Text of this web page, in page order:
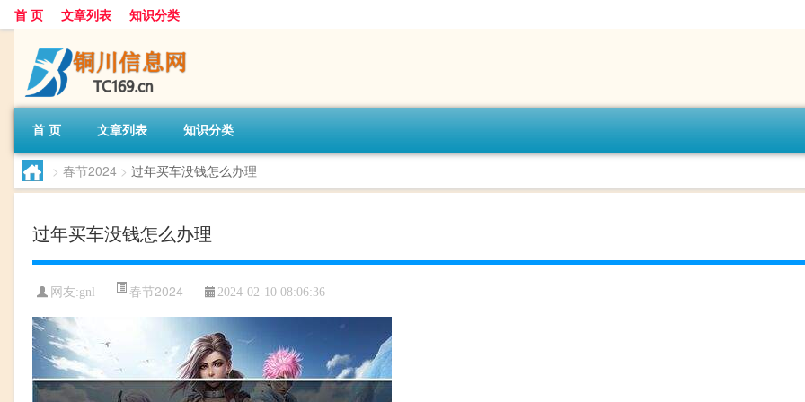
首 页 文章列表 知识分类
首 页 文章列表 知识分类
> 春节2024 > 过年买车没钱怎么办理
过年买车没钱怎么办理
网友:gnl 春节2024 2024-02-10 08:06:36